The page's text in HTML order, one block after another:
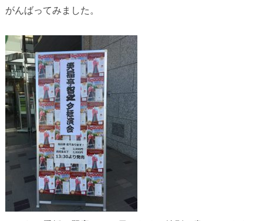
がんばってみました。